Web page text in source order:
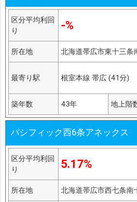
区分平均利回
り
-%
所在地 北海道帯広市東十三条
最寄り駅 根室本線 帯広 (41分)
築年数 43年 地上階
パシフィック西6条アネックス
区分平均利回
り
5.17%
所在地 北海道帯広市西七条南